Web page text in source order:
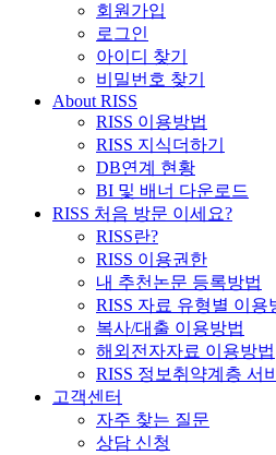
회원가입
로그인
아이디 찾기
비밀번호 찾기
About RISS
RISS 이용방법
RISS 지식더하기
DB연계 현황
BI 및 배너 다운로드
RISS 처음 방문 이세요?
RISS란?
RISS 이용권한
내 추천논문 등록방법
RISS 자료 유형별 이용
복사/대출 이용방법
해외전자자료 이용방법
RISS 정보취약계층 서
고객센터
자주 찾는 질문
상담 신청